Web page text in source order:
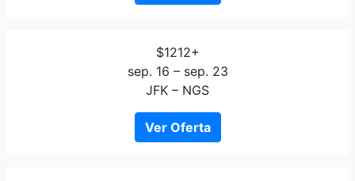
$1212+
sep. 16 – sep. 23
JFK – NGS
Ver Oferta